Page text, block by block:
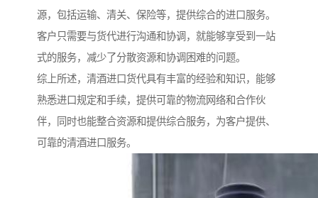
源，包括运输、清关、保险等，提供综合的进口服务。
客户只需要与货代进行沟通和协调，就能够享受到一站
式的服务，减少了分散资源和协调困难的问题。
综上所述，清酒进口货代具有丰富的经验和知识，能够
熟悉进口规定和手续，提供可靠的物流网络和合作伙
伴，同时也能整合资源和提供综合服务，为客户提供、
可靠的清酒进口服务。